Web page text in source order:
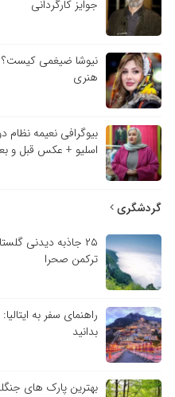
جوایز کارگردانی
نیوشا ضیغمی کیست؟
هنری
بیوگرافی نعیمه
اسلیو + عکس قبل و
گردشگری
۲۵ جاذبه دیدنی
ترکمن صحرا
راهنمای سفر به
بدانید
بهترین پارک های